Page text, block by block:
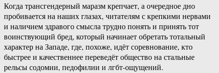
Когда трансгендерный маразм крепчает, а очередное дно
пробивается на наших глазах, читателям с крепкими нервами
и наличием здравого смысла трудно понять и принять тот
воинствующий бред, который начинает обретать тотальный
характер на Западе, где, похоже, идёт соревнование, кто
быстрее и качественнее переведёт общество на стальные
рельсы содомии, педофилии и лгбт-ощущений.